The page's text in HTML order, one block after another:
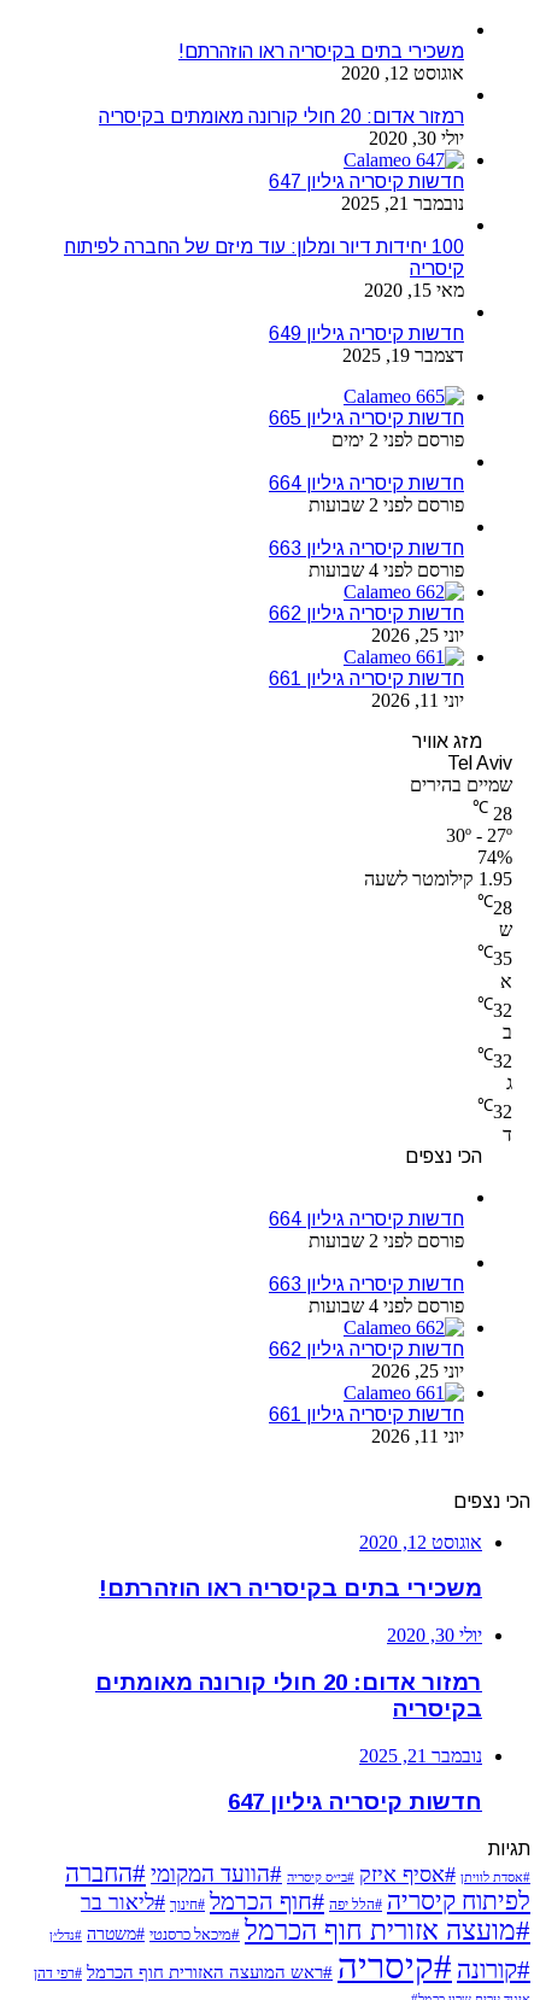
משכירי בתים בקיסריה ראו הוזהרתם!
אוגוסט 12, 2020
רמזור אדום: 20 חולי קורונה מאומתים בקיסריה
יולי 30, 2020
חדשות קיסריה גיליון 647
נובמבר 21, 2025
100 יחידות דיור ומלון: עוד מיזם של החברה לפיתוח
קיסריה
מאי 15, 2020
חדשות קיסריה גיליון 649
דצמבר 19, 2025
חדשות קיסריה גיליון 665
פורסם לפני 2 ימים
חדשות קיסריה גיליון 664
פורסם לפני 2 שבועות
חדשות קיסריה גיליון 663
פורסם לפני 4 שבועות
חדשות קיסריה גיליון 662
יוני 25, 2026
חדשות קיסריה גיליון 661
יוני 11, 2026
מזג אוויר
Tel Aviv
שמיים בהירים
28
℃
30º - 27º
74%
1.95 קילומטר לשעה
28
℃
ש
35
℃
א
32
℃
ב
32
℃
ג
32
℃
ד
הכי נצפים
חדשות קיסריה גיליון 664
פורסם לפני 2 שבועות
חדשות קיסריה גיליון 663
פורסם לפני 4 שבועות
חדשות קיסריה גיליון 662
יוני 25, 2026
חדשות קיסריה גיליון 661
יוני 11, 2026
הכי נצפים
אוגוסט 12, 2020
משכירי בתים בקיסריה ראו הוזהרתם!
יולי 30, 2020
רמזור אדום: 20 חולי קורונה מאומתים
בקיסריה
נובמבר 21, 2025
חדשות קיסריה גיליון 647
תגיות
#אסדת לוויתן #אסיף איזק #בי״ס קיסריה #הוועד המקומי#החברה
לפיתוח קיסריה #הלל יפה #חוף הכרמל #חינוך #ליאור בר
#מועצה אזורית חוף הכרמל #מיכאל כרסנטי #משטרה #נדל״ן
#קורונה #קיסריה #ראש המועצה האזורית חוף הכרמל #רפי דהן